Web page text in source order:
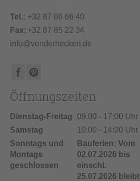
Tel.: +32 87 86 66 40
Fax: +32 87 85 22 34
info@vonderhecken.de
Öffnungszeiten
Dienstag-Freitag
09:00 - 17:00 Uhr
Samstag
10:00 - 14:00 Uhr
Sonntags und
Montags
geschlossen
Bauferien: Vom
02.07.2026 bis
einschl.
25.07.2026 bleibt